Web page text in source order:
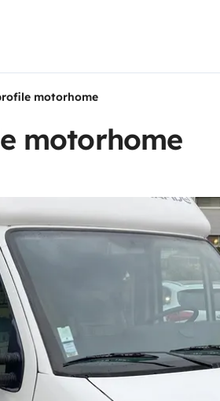
motorhome
motorhome